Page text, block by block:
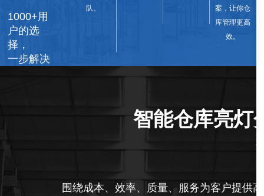
1000+用
户的选
择，
一步解决
队。
案，让你仓
库管理更高
效。
智能仓库亮灯
围绕成本、效率、质量、服务为客户提供